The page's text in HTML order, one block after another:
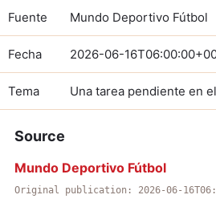
Fuente Mundo Deportivo Fútbol
Fecha 2026-06-
Tema Una tarea pendiente en
Source
Mundo Deportivo Fútbol
Original publication: 2026-06-